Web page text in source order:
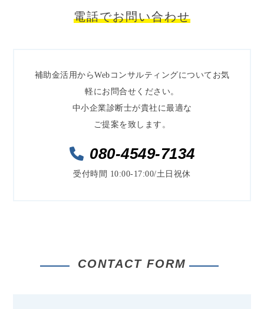
電話でお問い合わせ
補助金活用からWebコンサルティングについてお気
軽にお問合せください。
中小企業診断士が貴社に最適な
ご提案を致します。
080-4549-7134
受付時間 10:00-17:00/土日祝休
CONTACT FORM